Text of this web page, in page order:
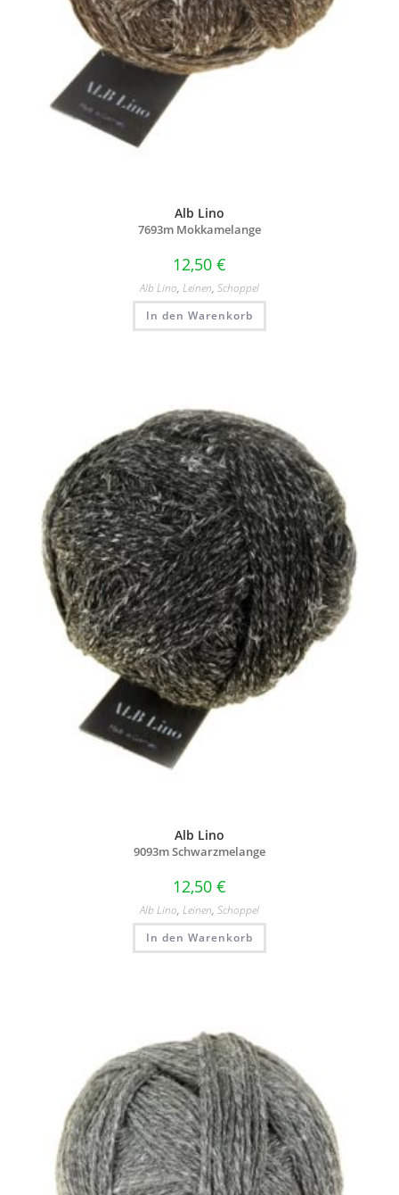
Alb Lino
7693m Mokkamelange
12,50 €
Alb Lino, Leinen, Schoppel
In den Warenkorb
Alb Lino
9093m Schwarzmelange
12,50 €
Alb Lino, Leinen, Schoppel
In den Warenkorb